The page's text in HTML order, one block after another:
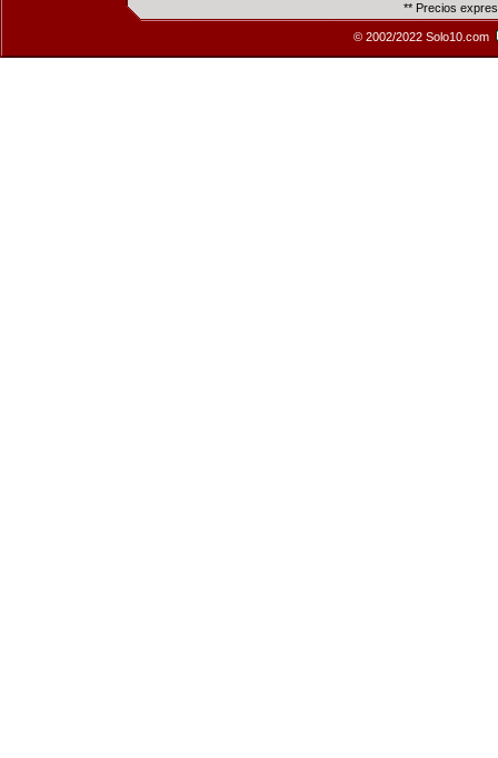
** Precios
© 2002/2022 Solo10.com